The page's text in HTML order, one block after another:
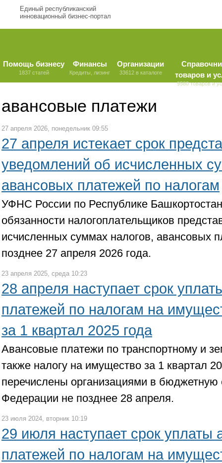
Единый республиканский
инновационный бизнес-портал
Помощь бизнесу
1837 статей
Финансы
Кредиты, лизинг
Организации
33612 в каталоге
товаров и
9580 товаров и
авансовые платежи
27 апреля 2026, понедельник 09:55
27 апреля истекает срок
уведомлений об исчисленных
авансовых платежей по налогам
УФНС России по Республике
обязанности налогоплательщиков
исчисленных суммах налогов, авансовых
позднее 27 апреля 2026 года.
23 апреля 2025, среда 10:23
28 апреля наступает срок
платежей по налогам на
за 1 квартал 2025 года
Авансовые платежи по транспортному и
также налогу на имущество за 1 квартал
перечислены организациями в бюджетную
Федерации не позднее 28 апреля.
23 июля 2024, вторник 10:19
29 июля наступает срок уплаты
платежей по налогам на